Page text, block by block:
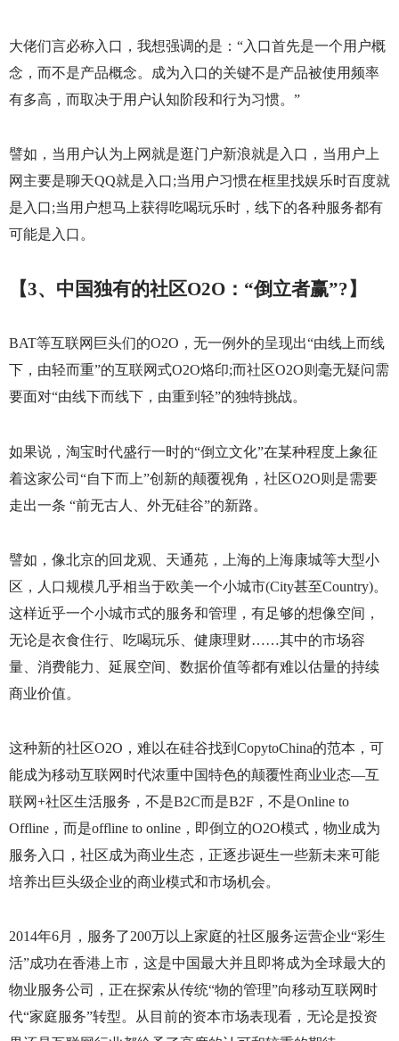
大佬们言必称入口，我想强调的是：“入口首先是一个用户概
念，而不是产品概念。成为入口的关键不是产品被使用频率
有多高，而取决于用户认知阶段和行为习惯。”
譬如，当用户认为上网就是逛门户新浪就是入口，当用户上
网主要是聊天QQ就是入口;当用户习惯在框里找娱乐时百度就
是入口;当用户想马上获得吃喝玩乐时，线下的各种服务都有
可能是入口。
【3、中国独有的社区O2O：“倒立者赢”?】
BAT等互联网巨头们的O2O ，无一例外的呈现出“由线上而线
下，由轻而重”的互联网式O2O烙印;而社区O2O则毫无疑问需
要面对“由线下而线下，由重到轻”的独特挑战。
如果说，淘宝时代盛行一时的“倒立文化”在某种程度上象征
着这家公司“自下而上”创新的颠覆视角，社区O2O则是需要
走出一条 “前无古人、外无硅谷”的新路。
譬如，像北京的回龙观、天通苑，上海的上海康城等大型小
区，人口规模几乎相当于欧美一个小城市(City甚至Country)。
这样近乎一个小城市式的服务和管理，有足够的想像空间，
无论是衣食住行、吃喝玩乐、健康理财……其中的市场容
量、消费能力、延展空间、数据价值等都有难以估量的持续
商业价值。
这种新的社区O2O ，难以在硅谷找到 CopytoChina的范本，可
能成为移动互联网时代浓重中国特色的颠覆性商业业态—互
联网+社区生活服务，不是B2C而是B2F，不是Online to
Offline，而是offline to online，即倒立的O2O模式，物业成为
服务入口，社区成为商业生态，正逐步诞生一些新未来可能
培养出巨头级企业的商业模式和市场机会。
2014年6月，服务了200万以上家庭的社区服务运营企业“彩生
活”成功在香港上市，这是中国最大并且即将成为全球最大的
物业服务公司，正在探索从传统“物的管理”向移动互联网时
代“家庭服务”转型。从目前的资本市场表现看，无论是投资